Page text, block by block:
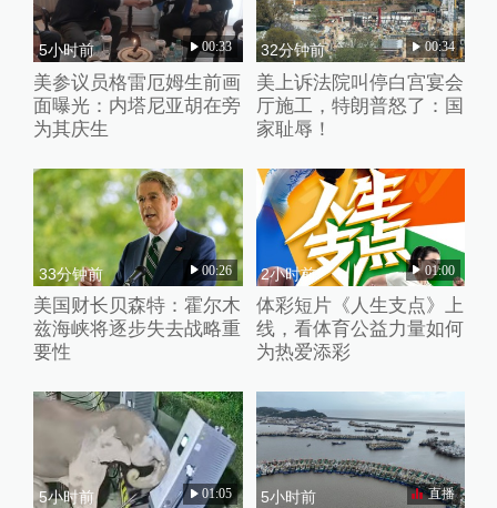
5小时前 00:33
美参议员格雷厄姆生前画
面曝光：内塔尼亚胡在旁
为其庆生
32分钟前 00:34
美上诉法院叫停白宫宴会
厅施工，特朗普怒了：国
家耻辱！
33分钟前 00:26
美国财长贝森特：霍尔木
兹海峡将逐步失去战略重
要性
2小时前 01:00
体彩短片《人生支点》上
线，看体育公益力量如何
为热爱添彩
5小时前 01:05 5小时前 直播